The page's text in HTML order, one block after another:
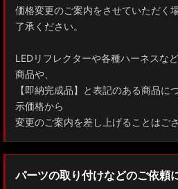
ZYX10 NGX50 C-HR
AAHH40W/AAHH45W/TAHA40W ヴ
AAHH40W/AAHH45W/AGH40W アル
AYH30/GGH30/35/AGH30/35 ヴェ
AYH30/GGH30/35/AGH30/35 アルフ
ACR50 エスティマ
ZWR90W/ZWR95W/MZRA90W/
価格変更のご案内をさせていただく
了承ください。
LEDリフレクターや各種ハーネスな
商品や、
【即納完成品】と表記のある商品に
示価格から
変更のご案内を差し上げることはご
パーツの取り付けなどのご依頼